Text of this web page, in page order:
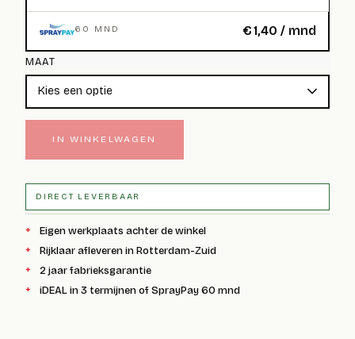
60 MND €1,40 / mnd
MAAT
IN WINKELWAGEN
DIRECT LEVERBAAR
Eigen werkplaats achter de winkel
Rijklaar afleveren in Rotterdam-Zuid
2 jaar fabrieksgarantie
iDEAL in 3 termijnen of SprayPay 60 mnd